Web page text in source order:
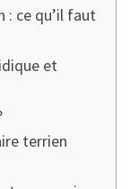
: ce qu’il faut
et
terrien